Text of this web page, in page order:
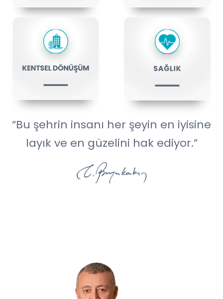
“Bu şehrin insanı her şeyin en iyisine
layık ve en güzelini hak ediyor.”